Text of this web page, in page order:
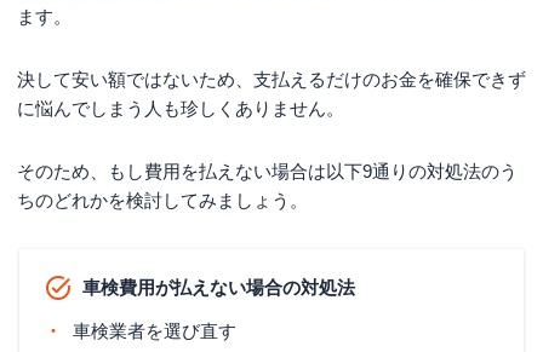
ます。
決して安い額ではないため、支払えるだけのお金を確保できず
に悩んでしまう人も珍しくありません。
そのため、もし費用を払えない場合は以下9通りの対処法のう
ちのどれかを検討してみましょう。
車検費用が払えない場合の対処法
車検業者を選び直す